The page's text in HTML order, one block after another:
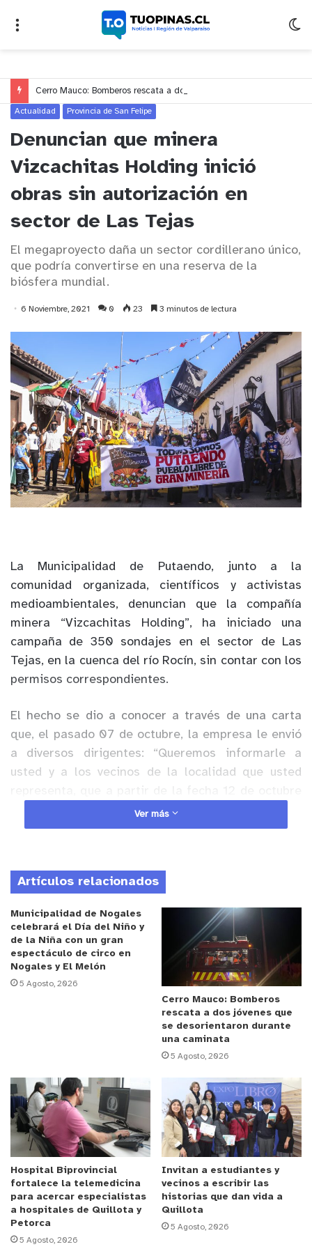
Actualidad Provincia de San Felipe
Denuncian que minera
Vizcachitas Holding inició
obras sin autorización en
sector de Las Tejas
El megaproyecto daña un sector cordillerano único,
que podría convertirse en una reserva de la
biósfera mundial.
6 Noviembre, 2021 0 23 3 minutos de lectura
La Municipalidad de Putaendo, junto a la
comunidad organizada, científicos y activistas
medioambientales, denuncian que la compañía
minera “Vizcachitas Holding”, ha iniciado una
campaña de 350 sondajes en el sector de Las
Tejas, en la cuenca del río Rocín, sin contar con los
permisos correspondientes.
El hecho se dio a conocer a través de una carta
que, el pasado 07 de octubre, la empresa le envió
a diversos dirigentes: “Queremos informarle a
usted y a los vecinos de la localidad que usted
del presente, daremos inicio a la fase de
construcción de nuestra campaña de sondajes”.
El alcalde de Putaendo, Mauricio Quiroz, explica
que dos días antes de esta carta, la compañía de
la empresa canadiense Andes Copper ingresó una
solicitud para iniciar obras previas y un
campamento minero en el sector, pero que la
Dirección de Obras Municipales (DOM) no lo ha
“El director de obras no se ha pronunciado y lo
hará de acuerdo a sus competencias y en base a la
Ley General de Urbanismo y Construcciones. En
esta misma perspectiva, creemos que la empresa
nuevamente ha infringido las normas, puesto que
ha iniciado obras sin haber tenido los permisos de
la Dirección de Obras Municipales”, afirmó la
primera autoridad comunal.
En efecto, luego de la inspección realizada por el
Director de Obras Municipales se visualizaron
instalaciones y maquinarias, no descartando que
Ver más
Artículos relacionados
Municipalidad de Nogales
celebrará el Día del Niño y
de la Niña con un gran
espectáculo de circo en
Nogales y El Melón
5 Agosto, 2026
Cerro Mauco: Bomberos
rescata a dos jóvenes que
se desorientaron durante
una caminata
5 Agosto, 2026
Hospital Biprovincial
fortalece la telemedicina
para acercar especialistas
a hospitales de Quillota y
Petorca
5 Agosto, 2026
Invitan a estudiantes y
vecinos a escribir las
historias que dan vida a
Quillota
5 Agosto, 2026